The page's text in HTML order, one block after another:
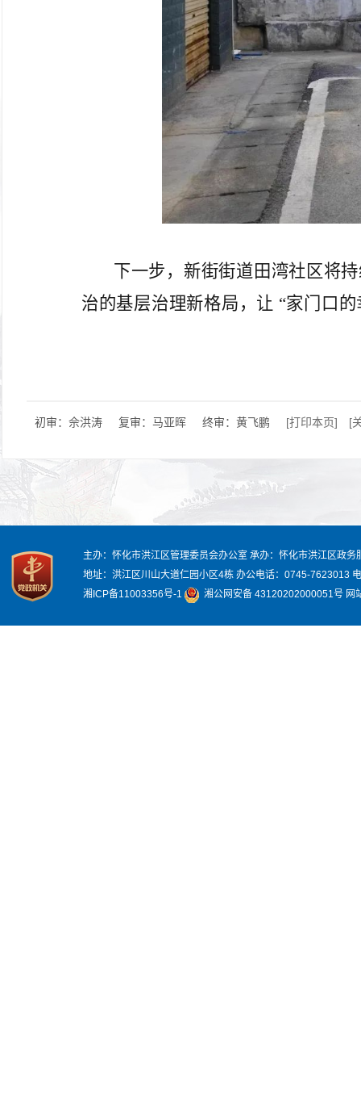
下一步，新街街道田湾社区将
治的基层治理新格局，让 “家门口
初审：佘洪涛 复审：马亚晖 终审：黄飞鹏 [打印本页] [
主办：怀化市洪江区管理委员会办公室 承办：怀化市洪江区政务
地址：洪江区川山大道仁园小区4栋 办公电话：0745-7623013
湘ICP备11003356号-1
湘公网安备 43120202000051号 网